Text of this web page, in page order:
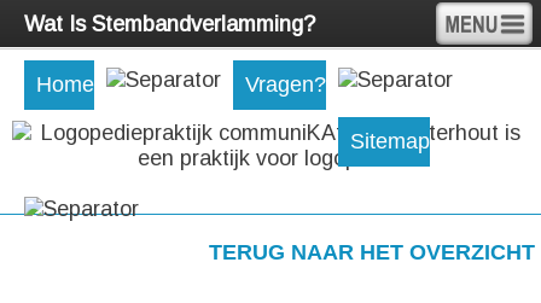
Wat Is Stembandverlamming?
Home Vragen?
Sitemap
TERUG NAAR HET OVERZICHT